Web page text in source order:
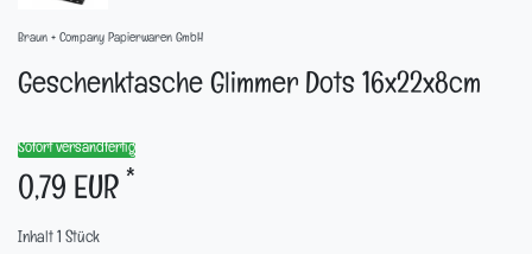
Braun + Company Papierwaren GmbH
Geschenktasche Glimmer Dots 16x22x8cm
Sofort versandfertig
0,79 EUR
*
Inhalt Stück